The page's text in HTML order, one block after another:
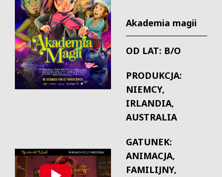
Akademia magii
OD LAT: B/O
PRODUKCJA:
NIEMCY,
IRLANDIA,
AUSTRALIA
GATUNEK:
ANIMACJA,
FAMILIJNY,